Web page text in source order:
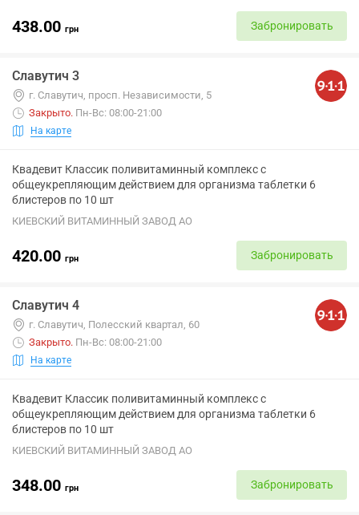
438.00 грн Забронировать
Славутич 3
г. Славутич, просп. Независимости, 5
Закрыто. Пн-Вс: 08:00-21:00
На карте
Квадевит Классик поливитаминный комплекс с
общеукрепляющим действием для организма таблетки 6
блистеров по 10 шт
КИЕВСКИЙ ВИТАМИННЫЙ ЗАВОД АО
420.00 грн Забронировать
Славутич 4
г. Славутич, Полесский квартал, 60
Закрыто. Пн-Вс: 08:00-21:00
На карте
Квадевит Классик поливитаминный комплекс с
общеукрепляющим действием для организма таблетки 6
блистеров по 10 шт
КИЕВСКИЙ ВИТАМИННЫЙ ЗАВОД АО
348.00 грн Забронировать